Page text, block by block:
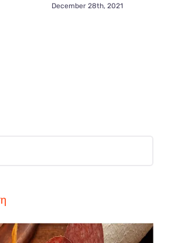
December 28th, 2021